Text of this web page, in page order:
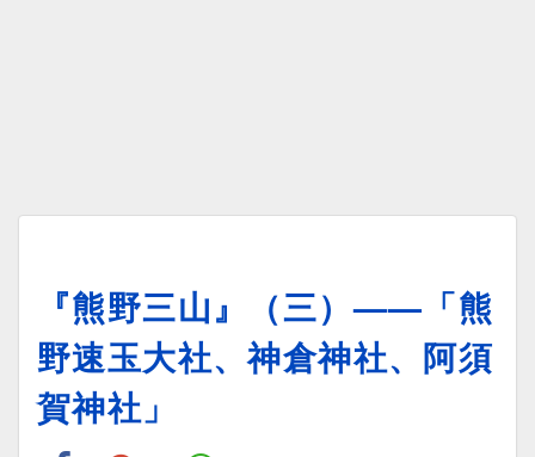
『熊野三山』（三）——「熊
野速玉大社、神倉神社、阿須
賀神社」